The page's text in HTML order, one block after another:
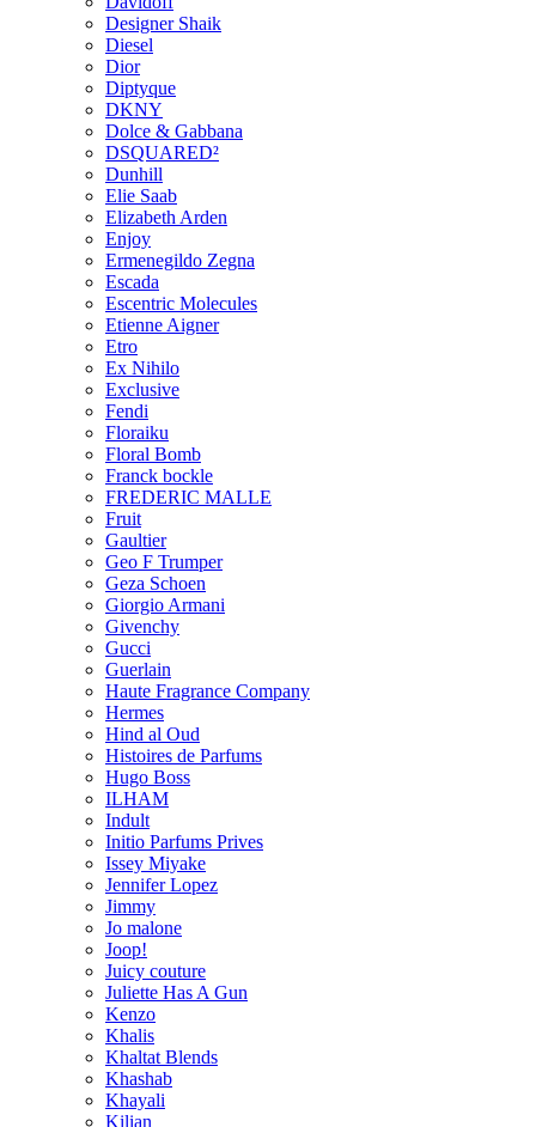
Designer Shaik
Diesel
Dior
Diptyque
DKNY
Dolce & Gabbana
DSQUARED²
Dunhill
Elie Saab
Elizabeth Arden
Enjoy
Ermenegildo Zegna
Escada
Escentric Molecules
Etienne Aigner
Etro
Ex Nihilo
Exclusive
Fendi
Floraiku
Floral Bomb
Franck bockle
FREDERIC MALLE
Fruit
Gaultier
Geo F Trumper
Geza Schoen
Giorgio Armani
Givenchy
Gucci
Guerlain
Haute Fragrance Company
Hermes
Hind al Oud
Histoires de Parfums
Hugo Boss
ILHAM
Indult
Initio Parfums Prives
Issey Miyake
Jennifer Lopez
Jimmy
Jo malone
Joop!
Juicy couture
Juliette Has A Gun
Kenzo
Khalis
Khaltat Blends
Khashab
Khayali
Kilian